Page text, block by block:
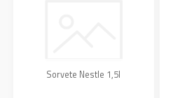
Sorvete Nestle 1,5l